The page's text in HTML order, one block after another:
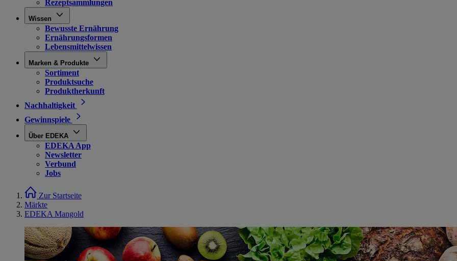
Rezeptsammlungen
Wissen
Bewusste Ernährung
Ernährungsformen
Lebensmittelwissen
Marken & Produkte
Sortiment
Produktsuche
Produktherkunft
Nachhaltigkeit
Gewinnspiele
Über EDEKA
EDEKA App
Newsletter
Verbund
Jobs
Zur Startseite
Märkte
EDEKA Mangold